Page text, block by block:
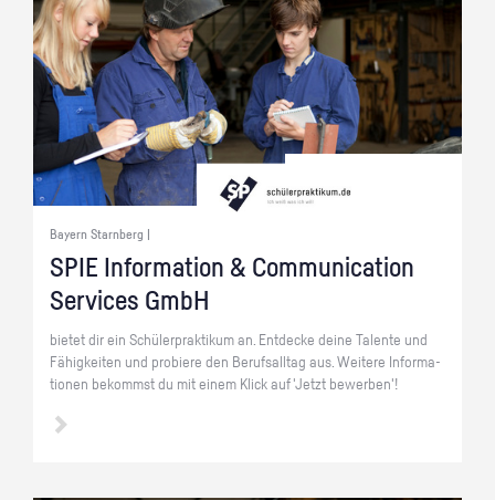
Bayern Starnberg |
SPIE In­for­ma­ti­on & Com­mu­ni­ca­ti­on
Ser­vices GmbH
bie­tet dir ein Schü­ler­prak­ti­kum an. Ent­de­cke deine Ta­len­te und
Fä­hig­kei­ten und pro­bie­re den Be­rufs­all­tag aus. Wei­te­re In­for­ma­
tio­nen be­kommst du mit einem Klick auf 'Jetzt be­wer­ben'!